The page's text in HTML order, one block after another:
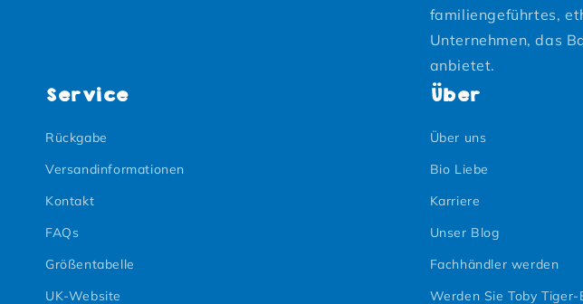
familiengeführtes,
Unternehmen, das
anbietet.
Service
Rückgabe
Versandinformationen
Kontakt
FAQs
Größentabelle
UK-Website
Über
Über uns
Bio Liebe
Karriere
Unser Blog
Fachhändler werden
Werden Sie Toby